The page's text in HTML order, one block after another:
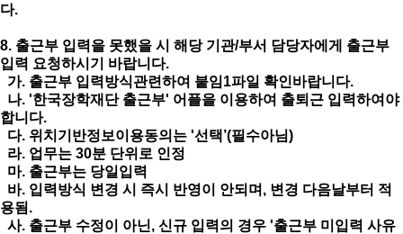
다.
8. 출근부 입력을 못했을 시 해당 기관/부서 담당자에게 출근부
입력 요청하시기 바랍니다.
가. 출근부 입력방식관련하여 붙임1파일 확인바랍니다.
나. '한국장학재단 출근부' 어플을 이용하여 출퇴근 입력하여야
합니다.
다. 위치기반정보이용동의는 '선택’(필수아님)
라. 업무는 30분 단위로 인정
마. 출근부는 당일입력
바. 입력방식 변경 시 즉시 반영이 안되며, 변경 다음날부터 적
용됨.
사. 출근부 수정이 아닌, 신규 입력의 경우 '출근부 미입력 사유